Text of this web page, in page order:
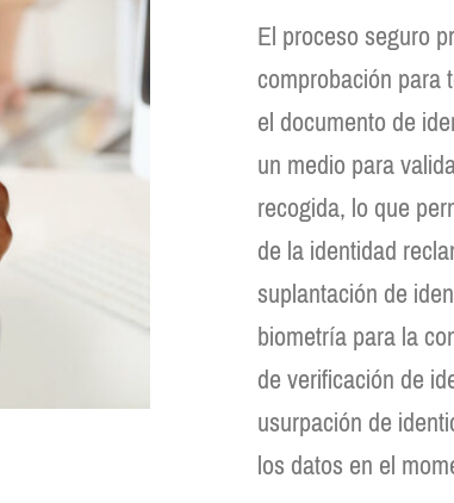
El proceso seguro
comprobación
el documento de
un medio para
recogida, lo que
de la identidad
suplantación de
biometría para la
de verificación de
usurpación de
los datos en el